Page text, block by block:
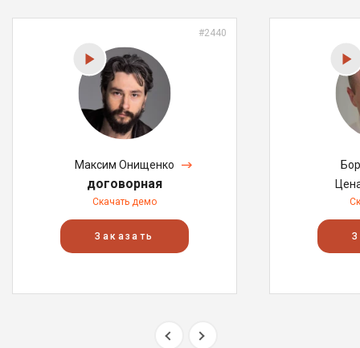
#2440
Максим Онищенко
договорная
Скачать демо
Заказать